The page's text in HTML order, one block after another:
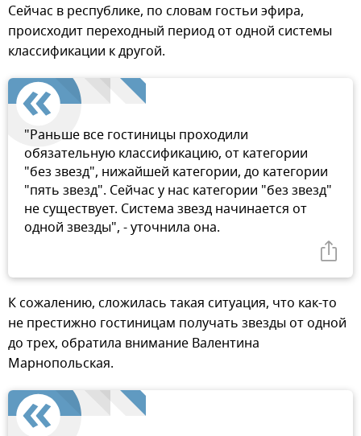
Сейчас в республике, по словам гостьи эфира,
происходит переходный период от одной системы
классификации к другой.
"Раньше все гостиницы проходили
обязательную классификацию, от категории
"без звезд", нижайшей категории, до категории
"пять звезд". Сейчас у нас категории "без звезд"
не существует. Система звезд начинается от
одной звезды", - уточнила она.
К сожалению, сложилась такая ситуация, что как-то
не престижно гостиницам получать звезды от одной
до трех, обратила внимание Валентина
Марнопольская.